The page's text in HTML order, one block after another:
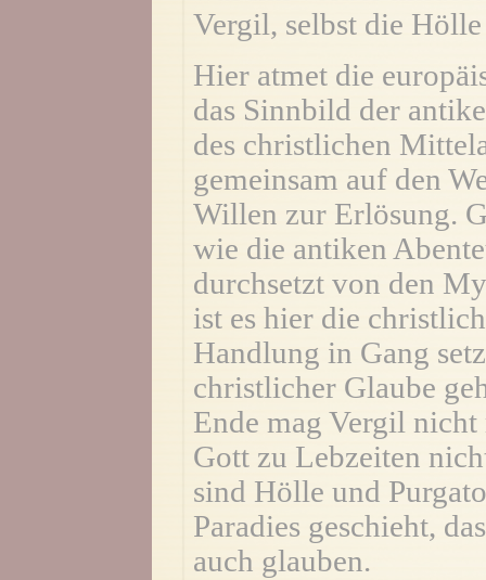
Vergil, selbst die
Hier atmet die
das Sinnbild der
des christlichen
gemeinsam auf den
Willen zur Erlösung.
wie die antiken
durchsetzt von den
ist es hier die
Handlung in Gang
christlicher Glaube
Ende mag Vergil
Gott zu Lebzeiten
sind Hölle und
Paradies geschieht,
auch glauben.